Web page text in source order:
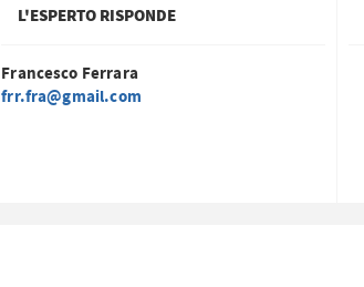
L'ESPERTO RISPONDE
Francesco Ferrara
frr.fra@gmail.com